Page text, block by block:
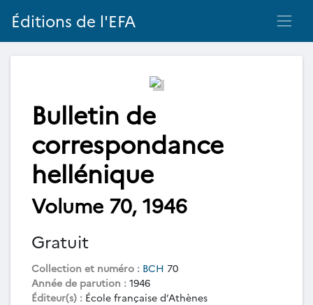
Éditions de l'EFA
Bulletin de
correspondance
hellénique
Volume 70, 1946
Gratuit
Collection et numéro : BCH 70
Année de parution : 1946
Éditeur(s) : École française d’Athènes